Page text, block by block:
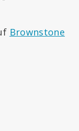
Brownstone